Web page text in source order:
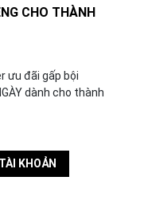
CHO THÀNH
ưu đãi gấp bội
dành cho thành
KHOẢN